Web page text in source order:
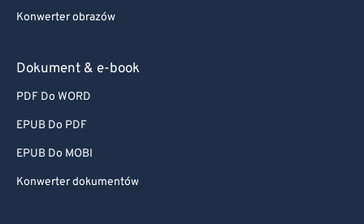
Konwerter obrazów
Dokument & e-book
PDF Do WORD
EPUB Do PDF
EPUB Do MOBI
Konwerter dokumentów